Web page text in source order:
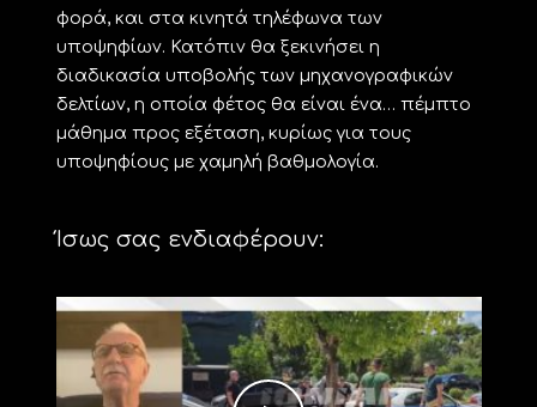
φορά, και στα κινητά τηλέφωνα των
υποψηφίων. Κατόπιν θα ξεκινήσει η
διαδικασία υποβολής των μηχανογραφικών
δελτίων, η οποία φέτος θα είναι ένα… πέμπτο
μάθημα προς εξέταση, κυρίως για τους
υποψηφίους με χαμηλή βαθμολογία.
Ίσως σας ενδιαφέρουν: